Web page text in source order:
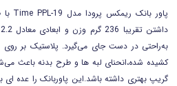
به‌راحتی در دست جای می‌گیرد. پلاستیک بر
کشیده شده،انحنای لبه ها و طرح بدنه باعث
گریپ بهتری داشته باشد.این پاوربانک را عده